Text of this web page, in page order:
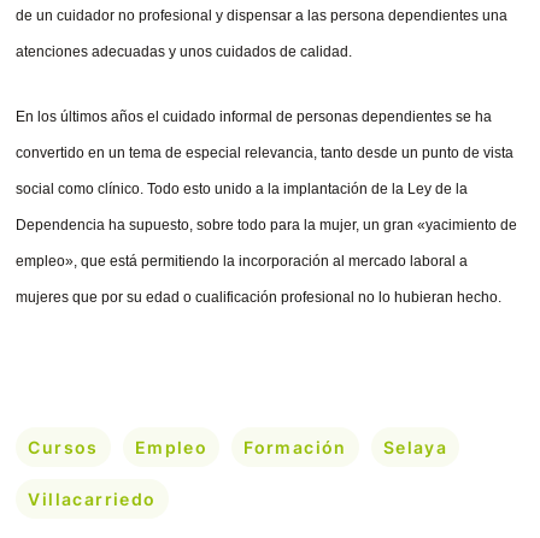
de un cuidador no profesional y dispensar a las persona dependientes una
atenciones adecuadas y unos cuidados de calidad.
En losúltimos años el cuidado informal de personas dependientes se ha
convertido en un tema de especial relevancia, tanto desde un punto de vista
social como clínico. Todo esto unido a la implantación de la Ley de la
Dependencia ha supuesto, sobre todo para la mujer, un gran «yacimiento de
empleo», que está permitiendo la incorporación al mercado laboral a
mujeres que por su edad o cualificación profesional no lo hubieran hecho.
Cursos Empleo Formación Selaya
Villacarriedo